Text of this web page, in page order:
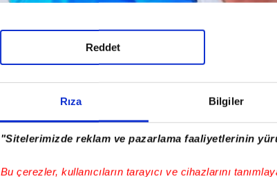
Rıza Bilgiler
"Sitelerimizde reklam ve pazarlama faaliyetlerinin
Bu çerezler, kullanıcıların tarayıcı ve cihazlarını
Reddet
1 2 3 4 5 6 7 8